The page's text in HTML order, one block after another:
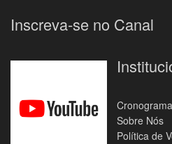
Inscreva-se no Canal
Sobre Nós
Política de